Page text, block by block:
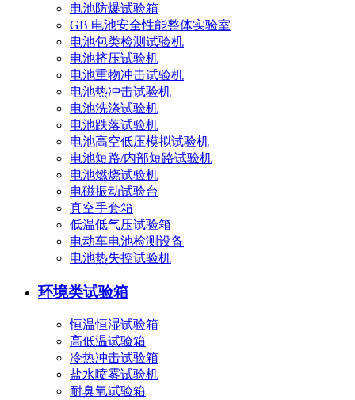
电池防爆试验箱
GB 电池安全性能整体实验室
电池包类检测试验机
电池挤压试验机
电池重物冲击试验机
电池热冲击试验机
电池洗涤试验机
电池跌落试验机
电池高空低压模拟试验机
电池短路/内部短路试验机
电池燃烧试验机
电磁振动试验台
真空手套箱
低温低气压试验箱
电动车电池检测设备
电池热失控试验机
环境类试验箱
恒温恒湿试验箱
高低温试验箱
冷热冲击试验箱
盐水喷雾试验机
耐臭氧试验箱